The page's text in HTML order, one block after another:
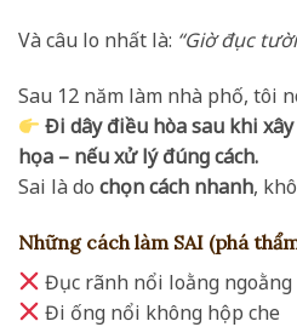
Và câu lo nhất là: “Giờ đục
Sau 12 năm làm nhà phố, tôi
Đi dây điều hòa sau khi
họa – nếu xử lý đúng cách.
Sai là do chọn cách nhanh,
Những cách làm SAI (phá
Đục rãnh nổi loằng
Đi ống nổi không hộp che